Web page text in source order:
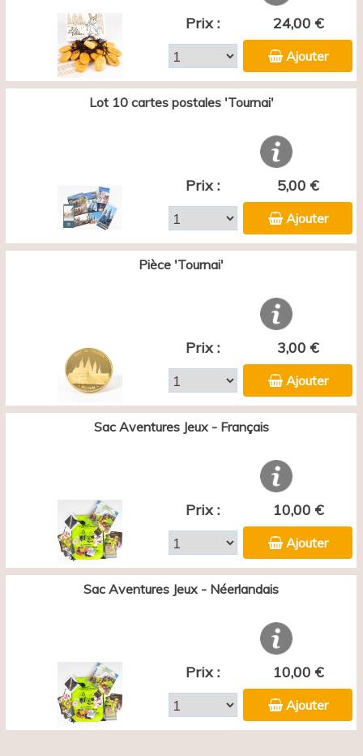
Prix : 24,00 €
Ajouter
Lot 10 cartes postales 'Tournai'
Prix : 5,00 €
Ajouter
Pièce 'Tournai'
Prix : 3,00 €
Ajouter
Sac Aventures Jeux - Français
Prix : 10,00 €
Ajouter
Sac Aventures Jeux - Néerlandais
Prix : 10,00 €
Ajouter